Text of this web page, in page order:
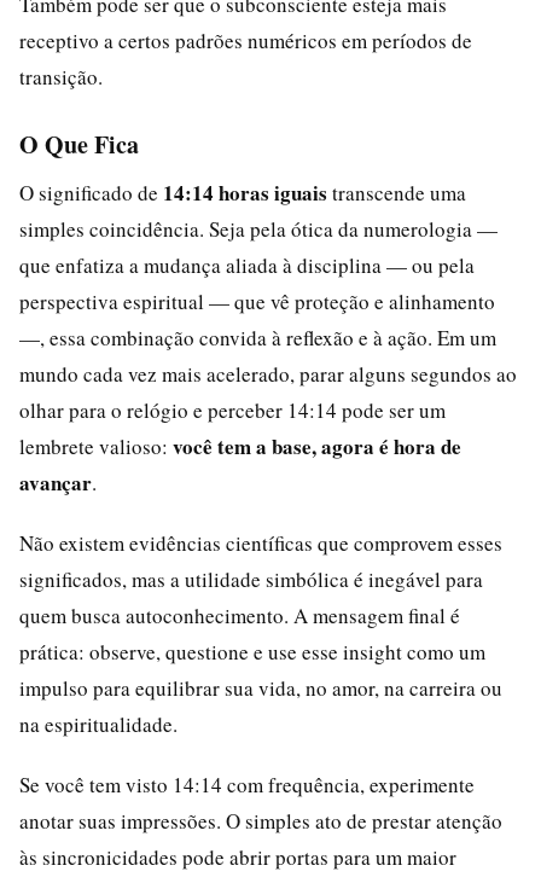
receptivo a certos padrões numéricos em períodos de
transição.
O Que Fica
O significado de 14:14 horas iguais transcende uma
simples coincidência. Seja pela ótica da numerologia —
que enfatiza a mudança aliada à disciplina — ou pela
perspectiva espiritual — que vê proteção e alinhamento
—, essa combinação convida à reflexão e à ação. Em um
mundo cada vez mais acelerado, parar alguns segundos ao
olhar para o relógio e perceber 14:14 pode ser um
lembrete valioso: você tem a base, agora é hora de
avançar.
Não existem evidências científicas que comprovem esses
significados, mas a utilidade simbólica é inegável para
quem busca autoconhecimento. A mensagem final é
prática: observe, questione e use esse insight como um
impulso para equilibrar sua vida, no amor, na carreira ou
na espiritualidade.
Se você tem visto 14:14 com frequência, experimente
anotar suas impressões. O simples ato de prestar atenção
às sincronicidades pode abrir portas para um maior